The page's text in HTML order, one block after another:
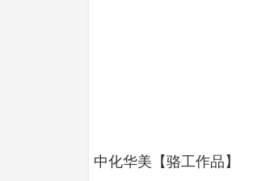
中化华美【骆工作品】